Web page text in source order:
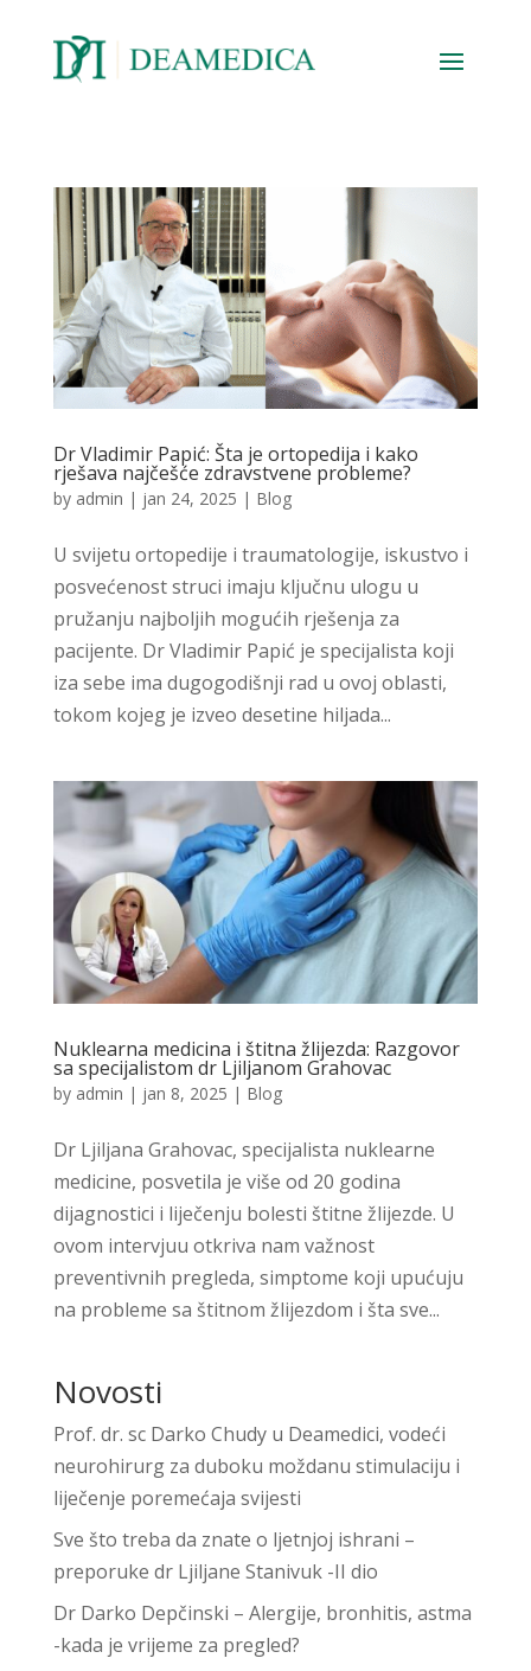
Dr Vladimir Papić: Šta je ortopedija i kako
rješava najčešće zdravstvene probleme?
by admin | jan 24, 2025 | Blog
U svijetu ortopedije i traumatologije, iskustvo i
posvećenost struci imaju ključnu ulogu u
pružanju najboljih mogućih rješenja za
pacijente. Dr Vladimir Papić je specijalista koji
iza sebe ima dugogodišnji rad u ovoj oblasti,
tokom kojeg je izveo desetine hiljada...
Nuklearna medicina i štitna žlijezda: Razgovor
sa specijalistom dr Ljiljanom Grahovac
by admin | jan 8, 2025 | Blog
Dr Ljiljana Grahovac, specijalista nuklearne
medicine, posvetila je više od 20 godina
dijagnostici i liječenju bolesti štitne žlijezde. U
ovom intervjuu otkriva nam važnost
preventivnih pregleda, simptome koji upućuju
na probleme sa štitnom žlijezdom i šta sve...
Novosti
Prof. dr. sc Darko Chudy u Deamedici, vodeći
neurohirurg za duboku moždanu stimulaciju i
liječenje poremećaja svijesti
Sve što treba da znate o ljetnjoj ishrani –
preporuke dr Ljiljane Stanivuk -II dio
Dr Darko Depčinski – Alergije, bronhitis, astma
-kada je vrijeme za pregled?